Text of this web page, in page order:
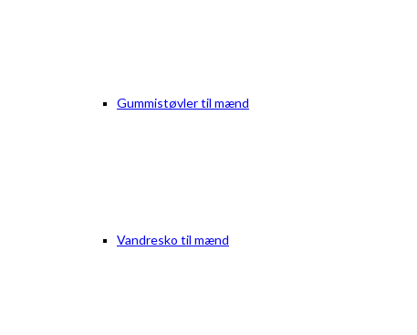
Gummistøvler til mænd
Vandresko til mænd